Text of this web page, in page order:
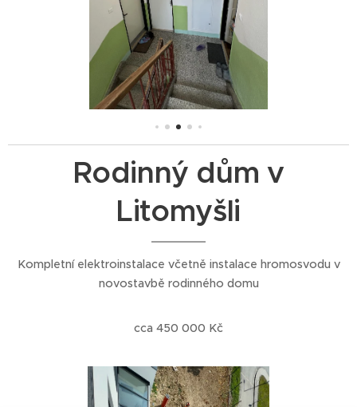
Rodinný dům v
Litomyšli
Kompletní elektroinstalace včetně instalace hromosvodu v
novostavbě rodinného domu
cca 450 000 Kč